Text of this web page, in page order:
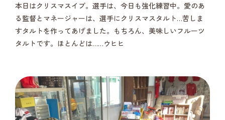
本日はクリスマスイブ。選手は、今日も強化練習中。愛のあ
る監督とマネージャーは、選手にクリスマスタルト…苦しま
すタルトを作ってあげました。もちろん、美味しいフルーツ
タルトです。ほとんどは……ウヒヒ